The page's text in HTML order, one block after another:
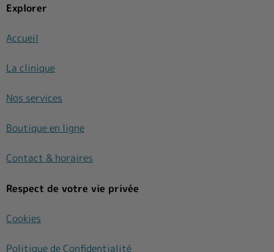
Explorer
Accueil
La clinique
Nos services
Boutique en ligne
Contact & horaires
Respect de votre vie privée
Cookies
Politique de Confidentialité